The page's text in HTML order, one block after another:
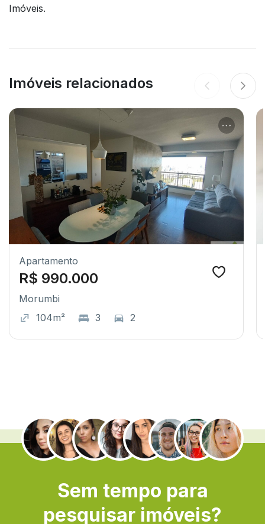
Imóveis.
Imóveis relacionados
Apartamento
R$ 990.000
Morumbi
104m²
3 2
.
Sem tempo para
pesquisar imóveis?